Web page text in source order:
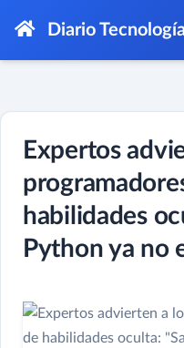
Diario Tecnología
Expertos
habilidades
Python ya no